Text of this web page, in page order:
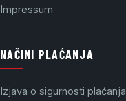
Impressum
NAČINI PLAĆANJA
Izjava o sigurnosti plaćanja